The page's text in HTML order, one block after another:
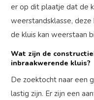
er op dit plaatje dat de
weerstandsklasse,
de kluis kan weerstaan
Wat zijn de
inbraakwerende kluis?
De zoektocht naar een
lastig zijn. Er zijn een